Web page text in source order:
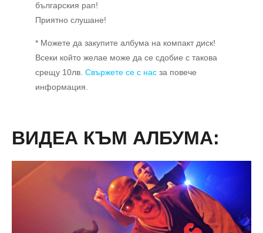
българския рап!
Приятно слушане!
* Можете да закупите албума на компакт диск!
Всеки който желае може да се сдобие с такова
срещу 10лв. Свържете се с нас за повече
информация.
ВИДЕА КЪМ АЛБУМА: